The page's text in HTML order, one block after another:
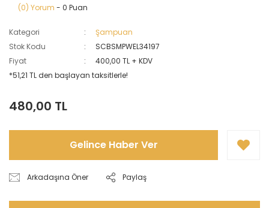
(0) Yorum - 0 Puan
Kategori
Şampuan
Stok Kodu
SCBSMPWEL34197
Fiyat
400,00 TL + KDV
*51,21 TL den başlayan taksitlerle!
480,00 TL
Gelince Haber Ver
Arkadaşına Öner Paylaş